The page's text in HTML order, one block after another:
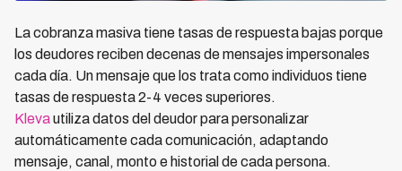
La cobranza masiva tiene tasas de respuesta bajas porque
los deudores reciben decenas de mensajes impersonales
cada día. Un mensaje que los trata como individuos tiene
tasas de respuesta 2-4 veces superiores.
Klevautiliza datos del deudor para personalizar
automáticamente cada comunicación, adaptando
mensaje, canal, monto e historial de cada persona.